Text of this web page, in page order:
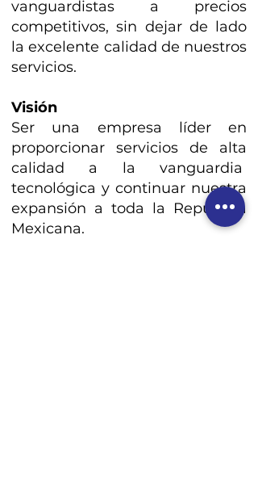
vanguardistas a precios
competitivos, sin dejar de lado
la excelente calidad de nuestros
servicios.
Visión
Ser una empresa líder en
proporcionar servicios de alta
calidad a la vanguardia
tecnológica y continuar nuestra
expansión a toda la República
Mexicana.